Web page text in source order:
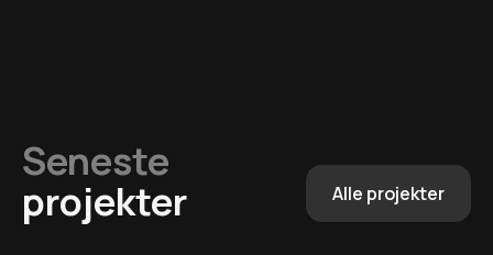
Seneste
projekter
Alle projekter